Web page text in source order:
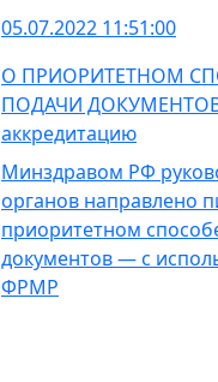
05.07.2022 11:51:00
О ПРИОРИТЕТНОМ
ПОДАЧИ
аккредитацию
Минздравом РФ
органов направлено
приоритетном
документов — с
ФРМР